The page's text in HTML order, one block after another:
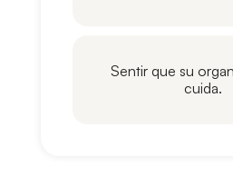
Sentir que su
cuida.